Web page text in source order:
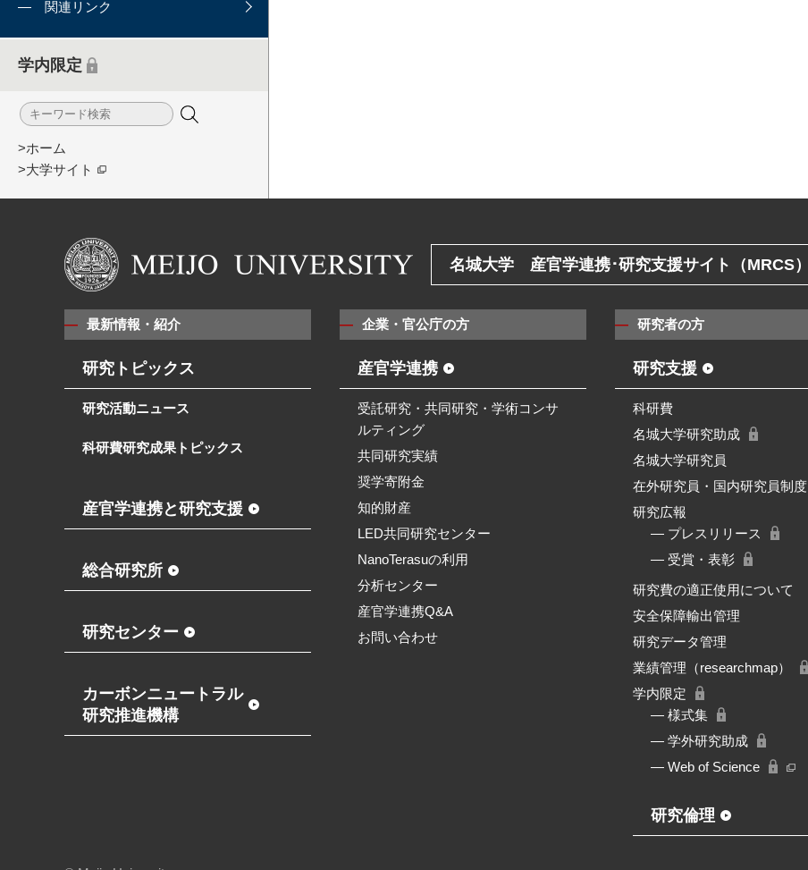
関連リンク
学内限定
>ホーム
>大学サイト
名城大学 産官学連携･研究支援サイト（MRCS）
最新情報・紹介
研究トピックス
研究活動ニュース
科研費研究成果トピックス
産官学連携と研究支援
総合研究所
研究センター
カーボンニュートラル
研究推進機構
企業・官公庁の方
産官学連携
受託研究・共同研究・学術コンサ
ルティング
共同研究実績
奨学寄附金
知的財産
LED共同研究センター
NanoTerasuの利用
分析センター
産官学連携Q&A
お問い合わせ
研究者の方
研究支援
科研費
名城大学研究助成
名城大学研究員
在外研究員・国内研究員制度
研究広報
― プレスリリース
― 受賞・表彰
研究費の適正使用について
安全保障輸出管理
研究データ管理
業績管理（researchmap）
学内限定
― 様式集
― 学外研究助成
― Web of Science
研究倫理